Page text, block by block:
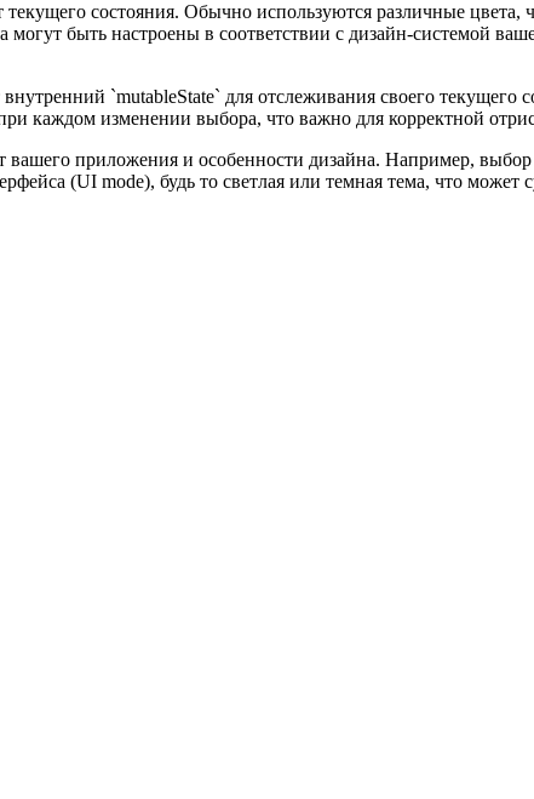
состояния. Обычно используются различные цвета,
быть настроены в соответствии с дизайн-системой
`mutableState` для отслеживания своего текущего
каждом изменении выбора, что важно для корректной
приложения и особенности дизайна. Например,
(UI mode), будь то светлая или темная тема, что